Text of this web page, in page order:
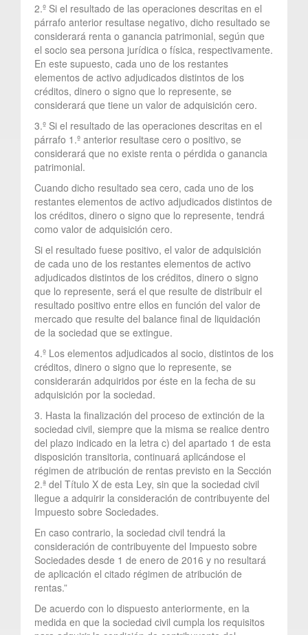
2.º Si el resultado de las operaciones descritas en el
párrafo anterior resultase negativo, dicho resultado se
considerará renta o ganancia patrimonial, según que
el socio sea persona jurídica o física, respectivamente.
En este supuesto, cada uno de los restantes
elementos de activo adjudicados distintos de los
créditos, dinero o signo que lo represente, se
considerará que tiene un valor de adquisición cero.
3.º Si el resultado de las operaciones descritas en el
párrafo 1.º anterior resultase cero o positivo, se
considerará que no existe renta o pérdida o ganancia
patrimonial.
Cuando dicho resultado sea cero, cada uno de los
restantes elementos de activo adjudicados distintos de
los créditos, dinero o signo que lo represente, tendrá
como valor de adquisición cero.
Si el resultado fuese positivo, el valor de adquisición
de cada uno de los restantes elementos de activo
adjudicados distintos de los créditos, dinero o signo
que lo represente, será el que resulte de distribuir el
resultado positivo entre ellos en función del valor de
mercado que resulte del balance final de liquidación
de la sociedad que se extingue.
4.º Los elementos adjudicados al socio, distintos de los
créditos, dinero o signo que lo represente, se
considerarán adquiridos por éste en la fecha de su
adquisición por la sociedad.
3. Hasta la finalización del proceso de extinción de la
sociedad civil, siempre que la misma se realice dentro
del plazo indicado en la letra c) del apartado 1 de esta
disposición transitoria, continuará aplicándose el
régimen de atribución de rentas previsto en la Sección
2.ª del Título X de esta Ley, sin que la sociedad civil
llegue a adquirir la consideración de contribuyente del
Impuesto sobre Sociedades.
En caso contrario, la sociedad civil tendrá la
consideración de contribuyente del Impuesto sobre
Sociedades desde 1 de enero de 2016 y no resultará
de aplicación el citado régimen de atribución de
rentas.”
De acuerdo con lo dispuesto anteriormente, en la
medida en que la sociedad civil cumpla los requisitos